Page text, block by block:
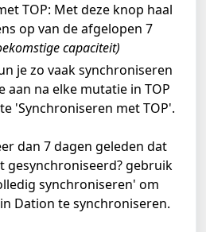
TOP: Met deze knop haal
op van de afgelopen 7
capaciteit)
je zo vaak synchroniseren
aan na elke mutatie in TOP
'Synchroniseren met TOP'.
dan 7 dagen geleden dat
gesynchroniseerd? gebruik
synchroniseren' om
Dation te synchroniseren.